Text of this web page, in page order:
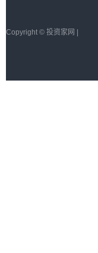
Copyright © 投资家网 |